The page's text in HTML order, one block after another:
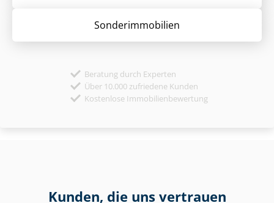
Sonder­immobilien
Beratung durch Experten
Über 10.000 zufriedene Kunden
Kostenlose Immobilienbewertung
Kunden, die uns vertrauen